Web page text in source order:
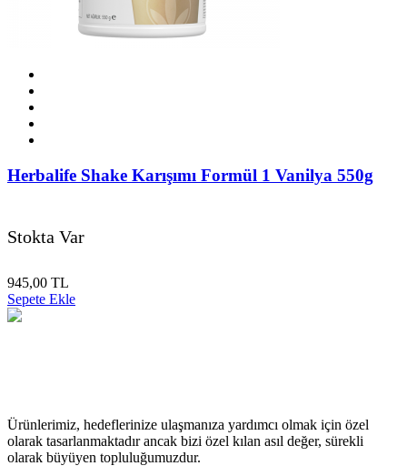
Herbalife Shake Karışımı Formül 1 Vanilya 550g
Stokta Var
945,00 TL
Sepete Ekle
Ürünlerimiz, hedeflerinize ulaşmanıza yardımcı olmak için özel
olarak tasarlanmaktadır ancak bizi özel kılan asıl değer, sürekli
olarak büyüyen topluluğumuzdur.